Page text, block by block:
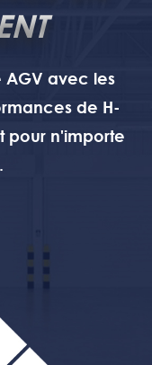
avec les
de H-
pour n'importe